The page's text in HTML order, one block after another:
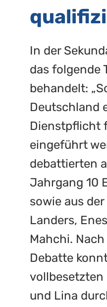
In der
das folgende
behandelt:
Deutschland
Dienstpflicht
eingeführt
debattierten
Jahrgang 10
sowie aus
Landers,
Mahchi.
Debatte
vollbesetzten
und Lina